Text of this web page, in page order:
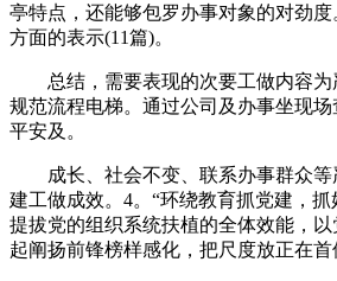
亭特点，还能够包罗办事对象的对劲
方面的表示(11篇)。
总结，需要表现的次要工做内容为
规范流程电梯。通过公司及办事坐现
平安及。
成长、社会不变、联系办事群众等
建工做成效。4。“环绕教育抓党建，抓
提拔党的组织系统扶植的全体效能，
起阐扬前锋榜样感化，把尺度放正在首